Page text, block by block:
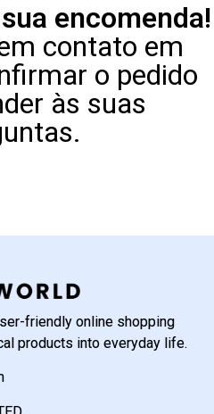
encomenda!
contato em
o pedido
às suas
friendly online shopping
products into everyday life.